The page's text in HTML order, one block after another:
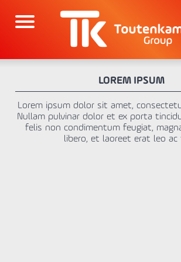
contenu
LOREM IPSUM
Lorem ipsum dolor sit amet,
Nullam pulvinar dolor et ex porta
felis non condimentum feugiat,
libero, et laoreet erat leo ac